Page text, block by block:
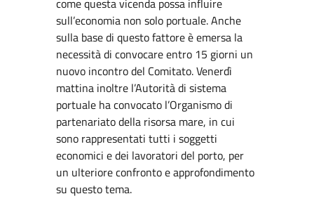
come questa vicenda possa influire
sull’economia non solo portuale. Anche
sulla base di questo fattore è emersa la
necessità di convocare entro 15 giorni un
nuovo incontro del Comitato. Venerdì
mattina inoltre l’Autorità di sistema
portuale ha convocato l’Organismo di
partenariato della risorsa mare, in cui
sono rappresentati tutti i soggetti
economici e dei lavoratori del porto, per
un ulteriore confronto e approfondimento
su questo tema.